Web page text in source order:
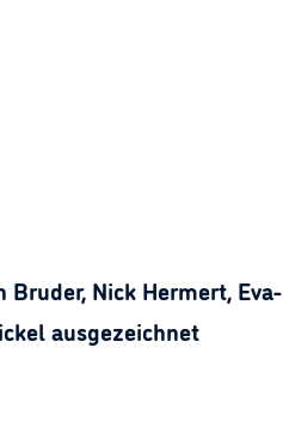
Nick Hermert, Eva-
ausgezeichnet